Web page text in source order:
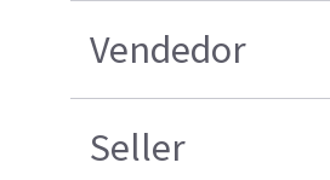
Vendedor
Seller